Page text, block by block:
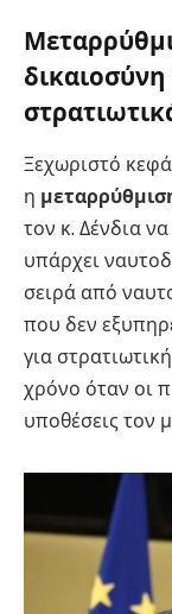
Ξεχωριστό
η
τον κ. Δένδια
υπάρχει
σειρά από
που δεν
για
χρόνο όταν οι
υποθέσεις τον